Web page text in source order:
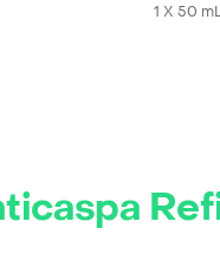
1 X 50